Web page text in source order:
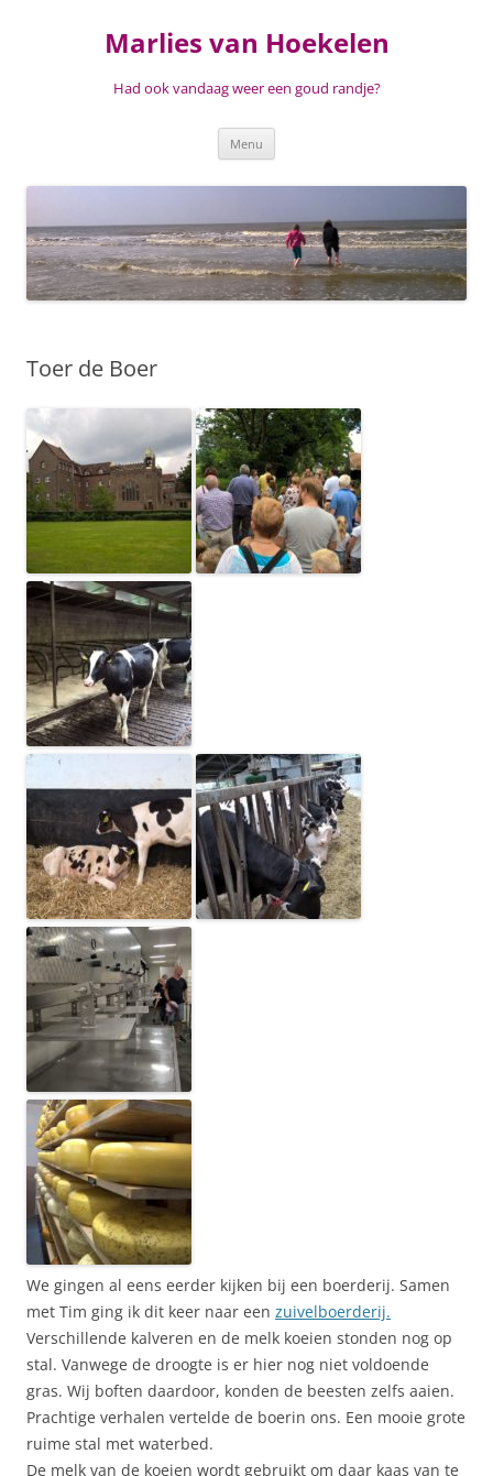
Marlies van Hoekelen
Had ook vandaag weer een goud randje?
Menu
Toer de Boer
We gingen al eens eerder kijken bij een boerderij. Samen
met Tim ging ik dit keer naar een zuivelboerderij.
Verschillende kalveren en de melk koeien stonden nog op
stal. Vanwege de droogte is er hier nog niet voldoende
gras. Wij boften daardoor, konden de beesten zelfs aaien.
Prachtige verhalen vertelde de boerin ons. Een mooie grote
ruime stal met waterbed.
De melk van de koeien wordt gebruikt om daar kaas van te